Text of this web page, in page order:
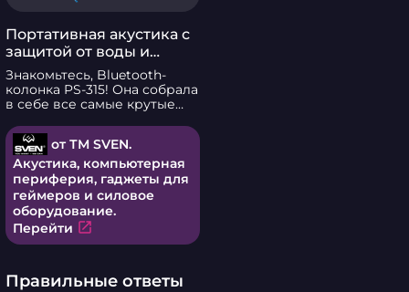
Портативная акустика с
защитой от воды и
подсветкой SVEN PS-315
Знакомьтесь, Bluetooth-
колонка PS-315! Она собрала
в себе все самые крутые
звука с глубокими басами
до эффектной
разноцветной подсветки.
Эта портативная акустика
точно впечатлит даже самых
требовательных
пользователей. Динамики
диаметром 45 мм
обеспечивают
пассивные излучатели
от ТМ SVEN.
Акустика, компьютерная
периферия, гаджеты для
геймеров и силовое
оборудование.
Перейти open_in_new
Правильные ответы